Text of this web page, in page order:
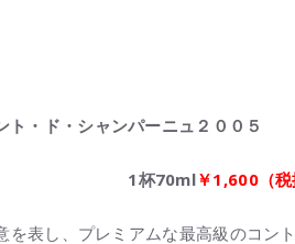
ト・ド・シャンパーニュ２００５
杯70ml￥1,600（税
表し、プレミアムな最高級のコント